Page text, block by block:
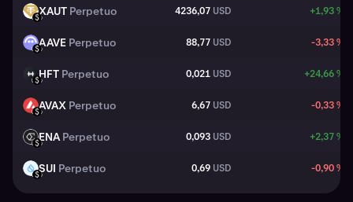
XAUT
USDXAUT Perpetuo 4236,07 USD +1,93 %
AAVE
USDAAVE Perpetuo 88,77 USD -3,33 %
HFT
USDHFT Perpetuo 0,021 USD +24,66 %
AVAX
USDAVAX Perpetuo 6,67 USD -0,33 %
ENA
USDENAPerpetuo 0,093 USD +2,37 %
SUI
USDSUI Perpetuo 0,69 USD -0,90 %